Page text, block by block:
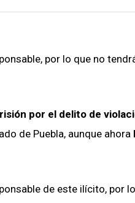
por lo que no
por el delito de
de Puebla, aunque ahora
de este ilícito, por